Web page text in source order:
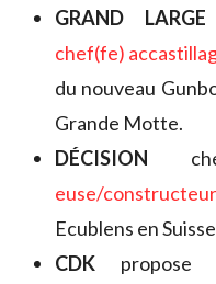
GRAND
chef(fe)
du nouveau
Grande Motte.
DÉCISION
euse/
Ecublens en
CDK propose